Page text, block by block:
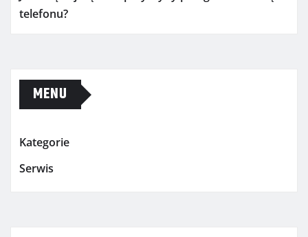
telefonu?
MENU
Kategorie
Serwis